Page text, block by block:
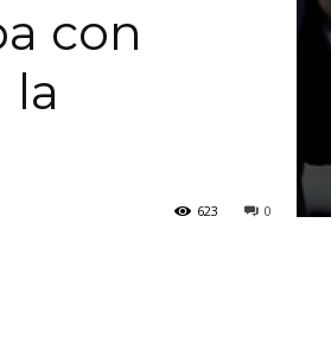
con
la
0
623